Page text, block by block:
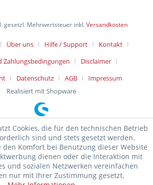
gesetzl. Mehrwertsteuer inkl.Versandkosten
Über uns Hilfe / Support
Kontakt
Zahlungsbedingungen
Disclaimer
Datenschutz AGB
Impressum
Realisiert mit Shopware
Cookies, die für den technischen Betrieb
sind und stets gesetzt werden.
den Komfort bei Benutzung dieser Website
dienen oder die Interaktion mit
und sozialen Netzwerken vereinfachen
nur mit Ihrer Zustimmung gesetzt.